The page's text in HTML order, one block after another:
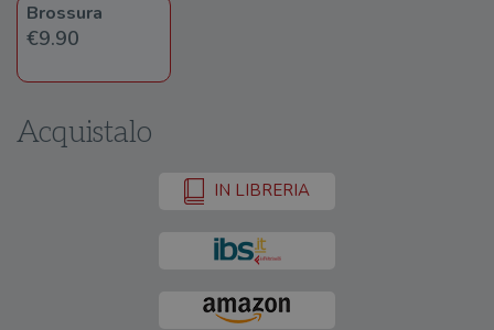
Brossura
€9.90
Acquistalo
IN LIBRERIA